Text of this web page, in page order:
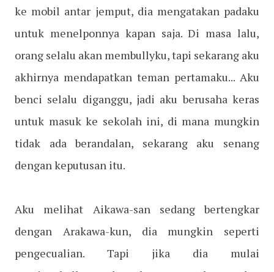
ke mobil antar jemput, dia mengatakan padaku
untuk menelponnya kapan saja. Di masa lalu,
orang selalu akan membullyku, tapi sekarang aku
akhirnya mendapatkan teman pertamaku... Aku
benci selalu diganggu, jadi aku berusaha keras
untuk masuk ke sekolah ini, di mana mungkin
tidak ada berandalan, sekarang aku senang
dengan keputusan itu.
Aku melihat Aikawa-san sedang bertengkar
dengan Arakawa-kun, dia mungkin seperti
pengecualian. Tapi jika dia mulai